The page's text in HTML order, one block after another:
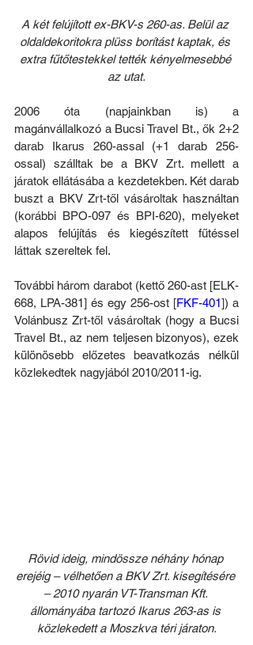
A két felújított ex-BKV-s 260-as. Belül az
oldaldekoritokra plüss borítást kaptak, és
extra fűtőtestekkel tették kényelmesebbé
az utat.
2006 óta (napjainkban is) a
magánvállalkozó a Bucsi Travel Bt., ők 2+2
darab Ikarus 260-assal (+1 darab 256-
ossal) szálltak be a BKV Zrt. mellett a
járatok ellátásába a kezdetekben. Két darab
buszt a BKV Zrt-től vásároltak használtan
(korábbi BPO-097 és BPI-620), melyeket
alapos felújítás és kiegészített fűtéssel
láttak szereltek fel.
További három darabot (kettő 260-ast [ELK-
668, LPA-381] és egy 256-ost [FKF-401]) a
Volánbusz Zrt-től vásároltak (hogy a Bucsi
Travel Bt., az nem teljesen bizonyos), ezek
különösebb előzetes beavatkozás nélkül
közlekedtek nagyjából 2010/2011-ig.
Rövid ideig, mindössze néhány hónap
erejéig – vélhetően a BKV Zrt. kisegítésére
– 2010 nyarán VT-Transman Kft.
állományába tartozó Ikarus 263-as is
közlekedett a Moszkva téri járaton.